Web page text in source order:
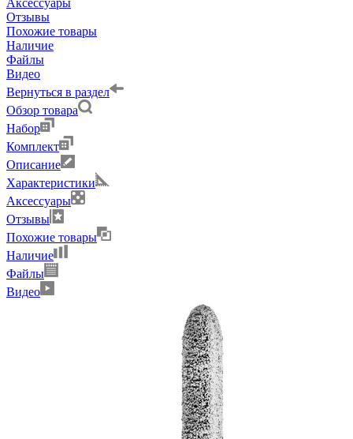
Отзывы
Похожие товары
Наличие
Файлы
Видео
Вернуться в раздел
Обзор товара
Набор
Комплект
Описание
Характеристики
Аксессуары
Отзывы
Похожие товары
Наличие
Файлы
Видео